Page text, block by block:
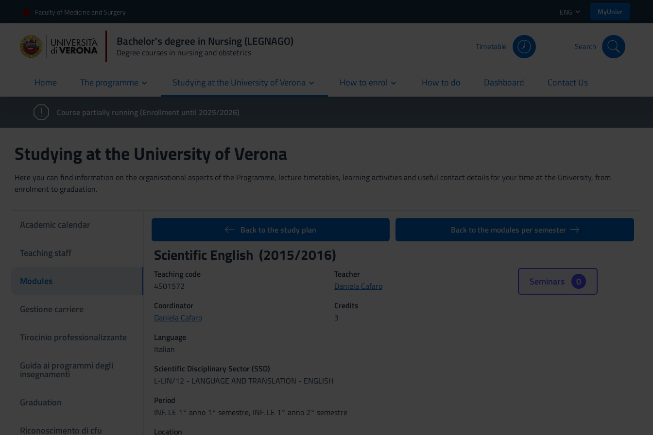
Faculty of Medicine and Surgery ENG MyUnivr
Bachelor's degree in Nursing (LEGNAGO)
Degree courses in nursing and obstetrics
Timetable Search
Home
current The programme Studying at the University of Verona How to enrol How to do
current Dashboard
current Contact Us
current
Course partially running (Enrollment until 2025/2026)
Studying at the University of Verona
Here you can find information on the organisational aspects of the Programme, lecture timetables, learning activities and useful contact details for your time at the University, from
enrolment to graduation.
Academic calendar
Teaching staff
Modules
Gestione carriere
Tirocinio professionalizzante
Guida ai programmi degli
insegnamenti
Graduation
Riconoscimento di cfu
Back to the study plan Back to the modules per semester
Scientific English (2015/2016)
Teaching code
4S01572
Teacher
Daniela Cafaro
Coordinator
Daniela Cafaro
Credits
3
Language
Italian
Scientific Disciplinary Sector (SSD)
L-LIN/12 - LANGUAGE AND TRANSLATION - ENGLISH
Period
INF. LE 1° anno 1° semestre, INF. LE 1° anno 2° semestre
Location
Seminars 0